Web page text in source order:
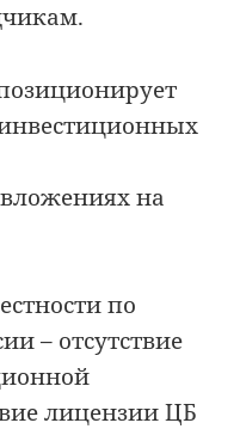
на
по
– отсутствие
лицензии ЦБ